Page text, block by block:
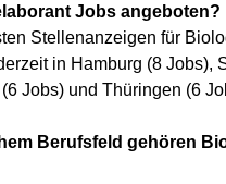
Jobs angeboten?
Stellenanzeigen für
in Hamburg (8 Jobs),
Jobs) und Thüringen (6
Berufsfeld gehören